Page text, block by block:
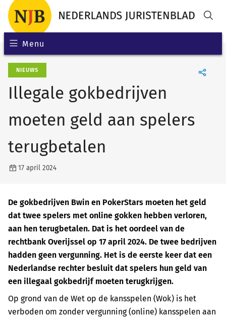
Menu
NIEUWS
Illegale gokbedrijven
moeten geld aan spelers
terugbetalen
17 april 2024
De gokbedrijven Bwin en PokerStars moeten het geld
dat twee spelers met online gokken hebben verloren,
aan hen terugbetalen. Dat is het oordeel van de
rechtbank Overijssel op 17 april 2024. De twee bedrijven
hadden geen vergunning. Het is de eerste keer dat een
Nederlandse rechter besluit dat spelers hun geld van
een illegaal gokbedrijf moeten terugkrijgen.
Op grond van de Wet op de kansspelen (Wok) is het
verboden om zonder vergunning (online) kansspelen aan